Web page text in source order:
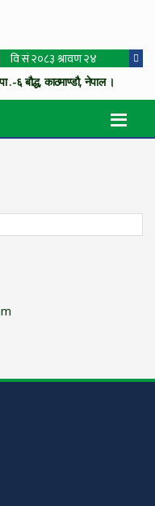
.-६ बौद्ध, काठमाण्डौ, नेपाल ।